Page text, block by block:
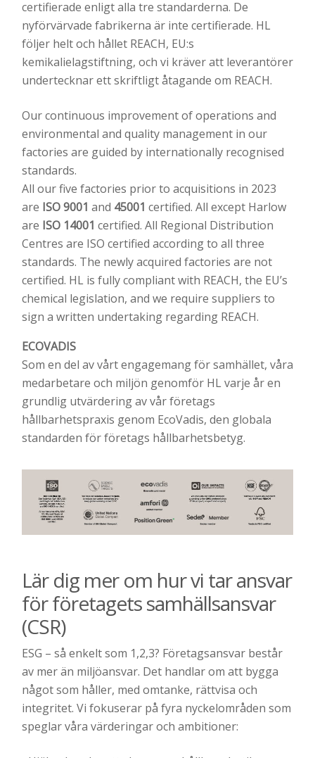
certifierade enligt alla tre standarderna. De
nyförvärvade fabrikerna är inte certifierade. HL
följer helt och hållet REACH, EU:s
kemikalielagstiftning, och vi kräver att leverantörer
undertecknar ett skriftligt åtagande om REACH.​
Our continuous improvement of operations and
environmental and quality management in our
factories are guided by internationally recognised
standards.
All our five factories prior to acquisitions in 2023
are ISO 9001 and 45001 certified. All except Harlow
are ISO 14001 certified. All Regional Distribution
Centres are ISO certified according to all three
standards. The newly acquired factories are not
certified. HL is fully compliant with REACH, the EU’s
chemical legislation, and we require suppliers to
sign a written undertaking regarding REACH.
ECOVADIS
Som en del av vårt engagemang för samhället, våra
medarbetare och miljön genomför HL varje år en
grundlig utvärdering av vår företags
hållbarhetspraxis genom EcoVadis, den globala
standarden för företags hållbarhetsbetyg.
Lär dig mer om hur vi tar ansvar
för företagets samhällsansvar
(CSR)
ESG – så enkelt som 1,2,3? Företagsansvar består
av mer än miljöansvar. Det handlar om att bygga
något som håller, med omtanke, rättvisa och
integritet. Vi fokuserar på fyra nyckelområden som
speglar våra värderingar och ambitioner: